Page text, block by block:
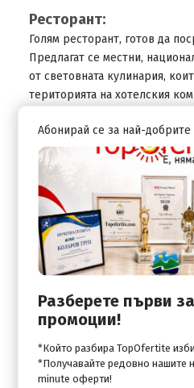
Ресторант:
Голям ресторант, готов да
Предлагат се местни,
от световната кулинария,
територията на хотелския
свежи напитки
СПА:
Гарантиран е достъпът до
Сън Парк, предлагащ
процедури за лице и тяло,
Спорт:
Фитнес център
Развлечения:
Гостите на всички хотели от
Приморско
Абонирай се за най-
Разберете първи
промоции!
*Който разбира TopOfertite
*Получавайте редовно нашите
minute оферти!